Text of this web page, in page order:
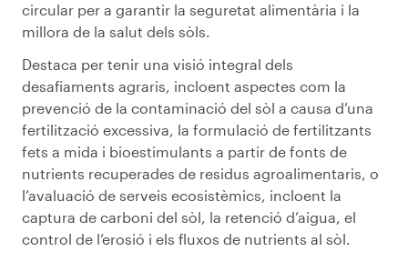
circular per a garantir la seguretat alimentària i la
millora de la salut dels sòls.
Destaca per tenir una visió integral dels
desafiaments agraris, incloent aspectes com la
prevenció de la contaminació del sòl a causa d’una
fertilització excessiva, la formulació de fertilitzants
fets a mida i bioestimulants a partir de fonts de
nutrients recuperades de residus agroalimentaris, o
l’avaluació de serveis ecosistèmics, incloent la
captura de carboni del sòl, la retenció d’aigua, el
control de l’erosió i els fluxos de nutrients al sòl.